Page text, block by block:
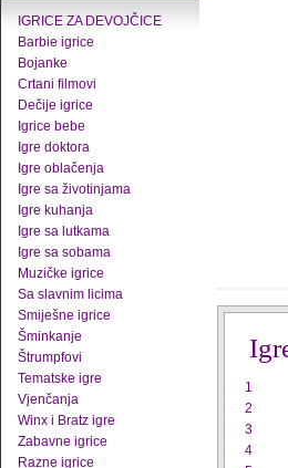
IGRICE ZA DEVOJČICE
Barbie igrice
Bojanke
Crtani filmovi
Dečije igrice
Igrice bebe
Igre doktora
Igre oblačenja
Igre sa životinjama
Igre kuhanja
Igre sa lutkama
Igre sa sobama
Muzičke igrice
Sa slavnim licima
Smiješne igrice
Šminkanje
Štrumpfovi
Tematske igre
Vjenčanja
Winx i Bratz igre
Zabavne igrice
Razne igrice
1
2
3
4